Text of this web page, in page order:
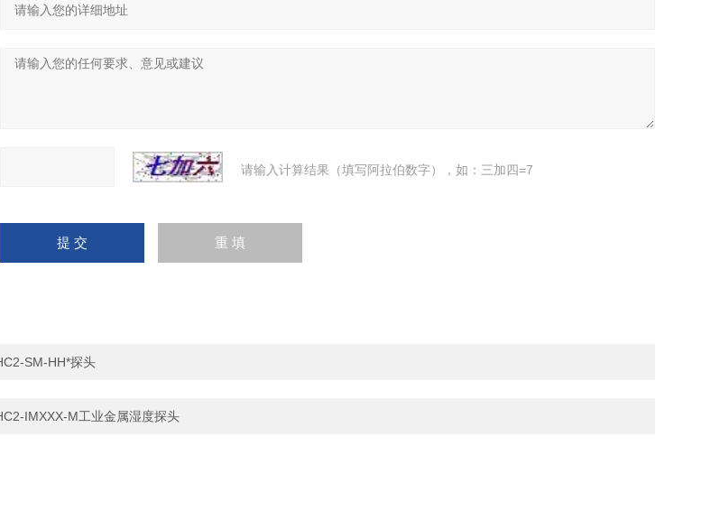
请输入计算结果（填写阿拉伯数字），如：三加四=7
SM-HH*探头
IMXXX-M工业金属湿度探头